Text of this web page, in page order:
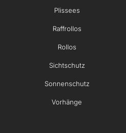
Plissees
Raffrollos
Rollos
Sichtschutz
Sonnenschutz
Vorhänge